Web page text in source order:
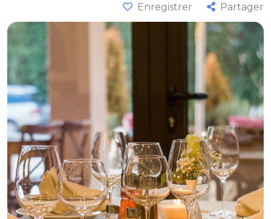
Enregistrer Partager